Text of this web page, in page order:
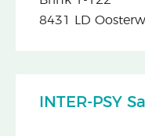
8431 LD
INTER-PSY